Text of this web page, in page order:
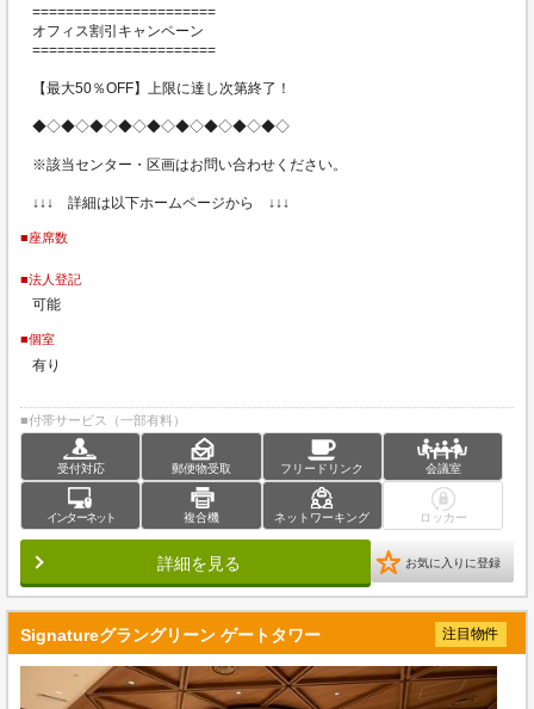
======================
オフィス割引キャンペーン
======================
【最大50％OFF】上限に達し次第終了！
◆◇◆◇◆◇◆◇◆◇◆◇◆◇◆◇◆◇
※該当センター・区画はお問い合わせください。
↓↓↓ 詳細は以下ホームページから ↓↓↓
■座席数
■法人登記
可能
■個室
有り
■付帯サービス（一部有料）
受付対応 郵便物受取 フリードリンク 会議室
インターネット 複合機 ネットワーキング ロッカー
詳細を見る お気に入りに登録
Signatureグラングリーン ゲートタワー 注目物件